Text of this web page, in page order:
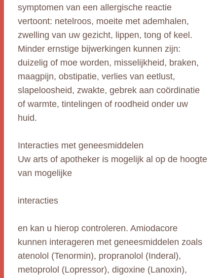
symptomen van een allergische reactie
vertoont: netelroos, moeite met ademhalen,
zwelling van uw gezicht, lippen, tong of keel.
Minder ernstige bijwerkingen kunnen zijn:
duizelig of moe worden, misselijkheid, braken,
maagpijn, obstipatie, verlies van eetlust,
slapeloosheid, zwakte, gebrek aan coördinatie
of warmte, tintelingen of roodheid onder uw
huid.
Interacties met geneesmiddelen
Uw arts of apotheker is mogelijk al op de hoogte
van mogelijke
interacties
en kan u hierop controleren. Amiodacore
kunnen interageren met geneesmiddelen zoals
atenolol (Tenormin), propranolol (Inderal),
metoprolol (Lopressor), digoxine (Lanoxin),